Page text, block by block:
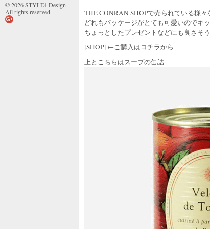
© 2026 STYLE4 Design
All rights reserved.
THE CONRAN SHOPで売られている様
どれもパッケージがとても可愛いのでキ
ちょっとしたプレゼントなどにも良さそう
[SHOP] ←ご購入はコチラから
上とこちらはスープの缶詰